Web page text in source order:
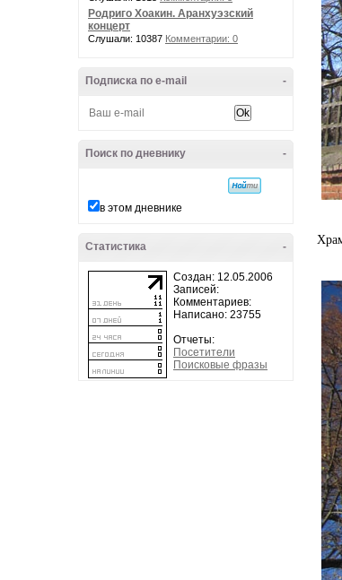
Родриго Хоакин. Аранхуэзский
концерт
Слушали: 10387 Комментарии: 0
-
Подписка по e-mail
-
Поиск по дневнику
в этом дневнике
-
Статистика
Создан: 12.05.2006
Записей:
Комментариев:
Написано: 23755
Отчеты:
Посетители
Поисковые фразы